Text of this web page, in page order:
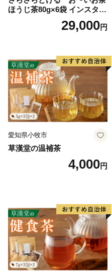
ほうじ茶80g×6袋 インスタン
トほうじ茶 粉末ほうじ茶 粉
末茶 おーいお茶 粉末緑茶
29,000円
愛知県小牧市
草漢堂の温補茶
4,000円